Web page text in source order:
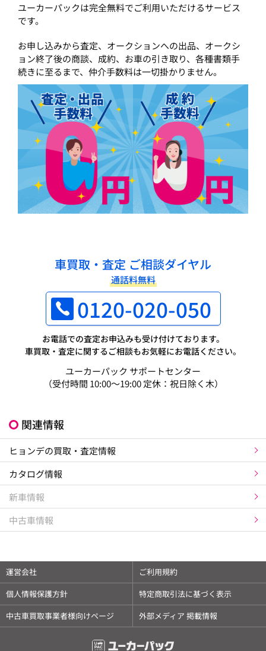
ユーカーパックは完全無料でご利用いただけるサービス
です。
お申し込みから査定、オークションへの出品、オークシ
ョン終了後の商談、成約、お車の引き取り、各種書類手
続きに至るまで、仲介手数料は一切掛かりません。
車買取・査定 ご相談ダイヤル
通話料無料
0120-020-050
お電話での査定お申込みも受け付けております。
車買取・査定に関するご相談もお気軽にお電話ください。
ユーカーパック サポートセンター
（受付時間 10:00～19:00 定休：祝日除く木）
関連情報
ヒョンデの買取・査定情報
カタログ情報
新車情報
中古車情報
運営会社
ご利用規約
個人情報保護方針
特定商取引法に基づく表示
中古車買取事業者様向けページ
外部メディア 掲載情報